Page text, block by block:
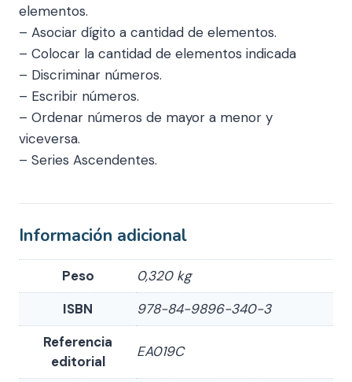
elementos.
– Asociar dígito a cantidad de elementos.
– Colocar la cantidad de elementos indicada
– Discriminar números.
– Escribir números.
– Ordenar números de mayor a menor y
viceversa.
– Series Ascendentes.
Información adicional
Peso
0,320 kg
ISBN
978-84-9896-340-3
Referencia
editorial
EA019C